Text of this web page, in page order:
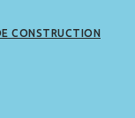
CONSTRUCTION